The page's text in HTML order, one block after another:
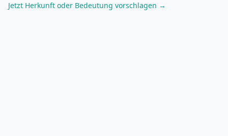
Jetzt Herkunft oder Bedeutung vorschlagen →